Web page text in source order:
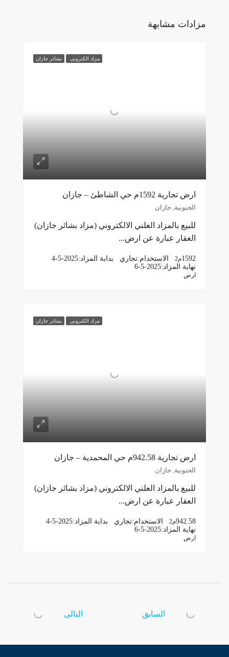
مزادات مشابهة
مزاد الكتروني بشائر جازان
ارض تجارية 1592م حي الشاطئ – جازان
الجنوبية, جازان
للبيع بالمزاد العلني الالكتروني (مزاد بشائر جازان)
العقار عبارة عن ارض...
1592م2 الاستخدام:تجاري بداية المزاد:4-5-2025
نهاية المزاد:6-5-2025
ارض
مزاد الكتروني بشائر جازان
ارض تجارية 942.58م حي المحمدية – جازان
الجنوبية, جازان
للبيع بالمزاد العلني الالكتروني (مزاد بشائر جازان)
العقار عبارة عن ارض...
942.58م2 الاستخدام:تجاري بداية المزاد:4-5-2025
نهاية المزاد:6-5-2025
ارض
السابق التالى